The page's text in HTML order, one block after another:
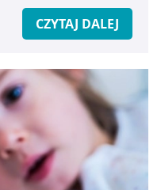
CZYTAJ DALEJ